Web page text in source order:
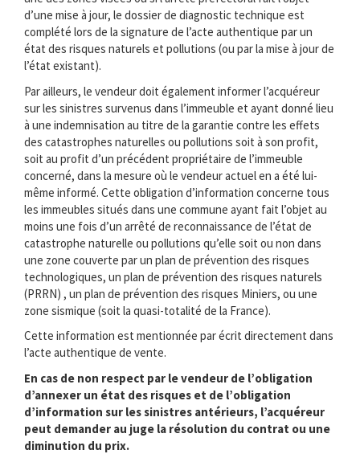
d’une mise à jour, le dossier de diagnostic technique est
complété lors de la signature de l’acte authentique par un
état des risques naturels et pollutions (ou par la mise à jour de
l’état existant).
Par ailleurs, le vendeur doit également informer l’acquéreur
sur les sinistres survenus dans l’immeuble et ayant donné lieu
à une indemnisation au titre de la garantie contre les effets
des catastrophes naturelles ou pollutions soit à son profit,
soit au profit d’un précédent propriétaire de l’immeuble
concerné, dans la mesure où le vendeur actuel en a été lui-
même informé. Cette obligation d’information concerne tous
les immeubles situés dans une commune ayant fait l’objet au
moins une fois d’un arrêté de reconnaissance de l’état de
catastrophe naturelle ou pollutions qu’elle soit ou non dans
une zone couverte par un plan de prévention des risques
technologiques, un plan de prévention des risques naturels
(PRRN) , un plan de prévention des risques Miniers, ou une
zone sismique (soit la quasi-totalité de la France).
Cette information est mentionnée par écrit directement dans
l’acte authentique de vente.
En cas de non respect par le vendeur de l’obligation
d’annexer un état des risques et de l’obligation
d’information sur les sinistres antérieurs, l’acquéreur
peut demander au juge la résolution du contrat ou une
diminution du prix.